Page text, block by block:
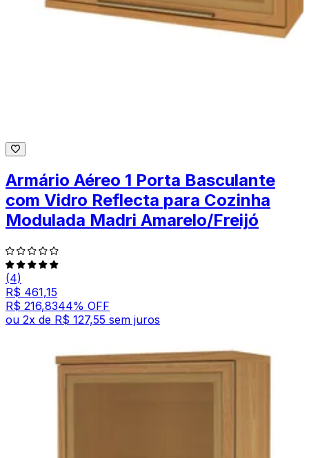
Armário Aéreo 1 Porta Basculante
com Vidro Reflecta para Cozinha
Modulada Madri Amarelo/Freijó
(4)
R$ 461,15
R$ 216,8344% OFF
ou 2x de R$ 127,55 sem juros